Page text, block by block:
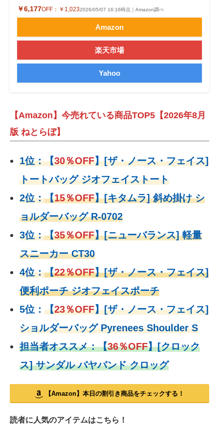
￥6,177OFF： ￥1,0232026/05/07 16:16時点｜Amazon調べ
Amazon
楽天市場
Yahoo
【Amazon】今売れている商品TOP5【2026年8月
版 ねとらぼ】
1位：【30％OFF】[ザ・ノース・フェイス]
トートバッグ ジオフェイストート
2位：【15％OFF】[キタムラ] 斜め掛け シ
ョルダーバッグ R-0702
3位：【35％OFF】[ニューバランス] 軽量
スニーカー CT30
4位：【22％OFF】[ザ・ノース・フェイス]
便利ポーチ ジオフェイスポーチ
5位： 【23％OFF】[ザ・ノース・フェイス]
ショルダーバッグ Pyrenees Shoulder S
担当者オススメ：【36％OFF】[クロック
ス] サンダル バヤバンド クロッグ
【Amazon】本日の割引き商品をチェックする！
読者に人気のアイテムはこちら！